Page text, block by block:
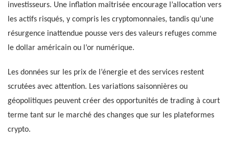
investisseurs. Une inflation maîtrisée encourage l’allocation vers
les actifs risqués, y compris les cryptomonnaies, tandis qu’une
résurgence inattendue pousse vers des valeurs refuges comme
le dollar américain ou l’or numérique.
Les données sur les prix de l’énergie et des services restent
scrutées avec attention. Les variations saisonnières ou
géopolitiques peuvent créer des opportunités de trading à court
terme tant sur le marché des changes que sur les plateformes
crypto.